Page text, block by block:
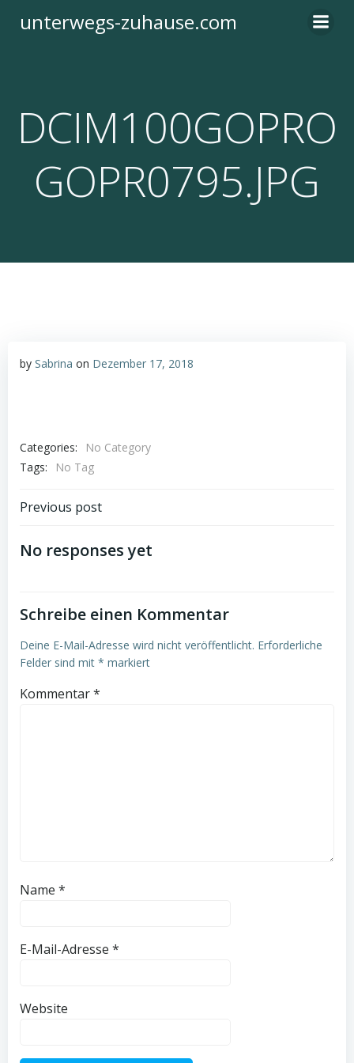
Inhalt
unterwegs-zuhause.com
DCIM100GOPRO
GOPR0795.JPG
by Sabrina on Dezember 17, 2018
Categories:
No Category
Tags:
No Tag
Post
navigation
Previous post
No responses yet
Schreibe einen Kommentar
Deine E-Mail-Adresse wird nicht veröffentlicht. Erforderliche
Felder sind mit * markiert
Kommentar*
Name *
E-Mail-Adresse *
Website